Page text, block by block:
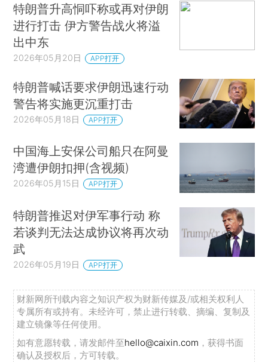
特朗普升高恫吓称或再对伊朗
进行打击 伊方警告战火将溢
出中东
2026年05月20日 APP打开
特朗普喊话要求伊朗迅速行动
警告将实施更沉重打击
2026年05月18日 APP打开
中国海上安保公司船只在阿曼
湾遭伊朗扣押(含视频)
2026年05月15日 APP打开
特朗普推迟对伊军事行动 称
若谈判无法达成协议将再次动
武
2026年05月19日 APP打开
财新网所刊载内容之知识产权为财新传媒及/或相关权利人
专属所有或持有。未经许可，禁止进行转载、摘编、复制及
建立镜像等任何使用。
如有意愿转载，请发邮件至hello@caixin.com ，获得书面
确认及授权后，方可转载。